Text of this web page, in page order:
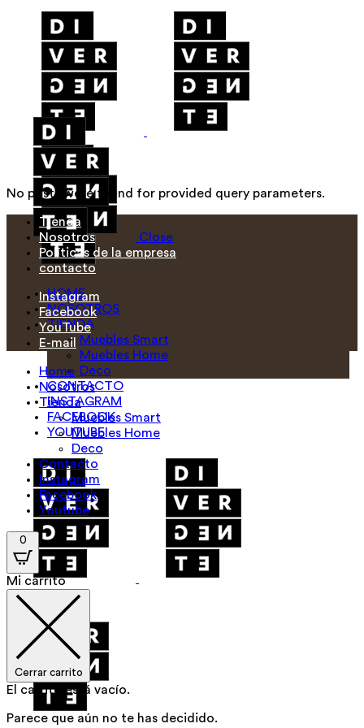
HOME
NOSOTROS
TIENDA
Muebles Smart
Muebles Home
Deco
CONTACTO
INSTAGRAM
FACEBOOK
YOUTUBE
Close
No posts were found for provided query parameters.
Tienda
Nosotros
Políticas de la empresa
contacto
Instagram
Facebook
YouTube
E-mail
Home
Nosotros
Tienda
Muebles Smart
Muebles Home
Deco
Contacto
Instagram
Facebook
Youtube
0
Mi carrito
Cerrar carrito
El carrito está vacío.
Parece que aún no te has decidido.